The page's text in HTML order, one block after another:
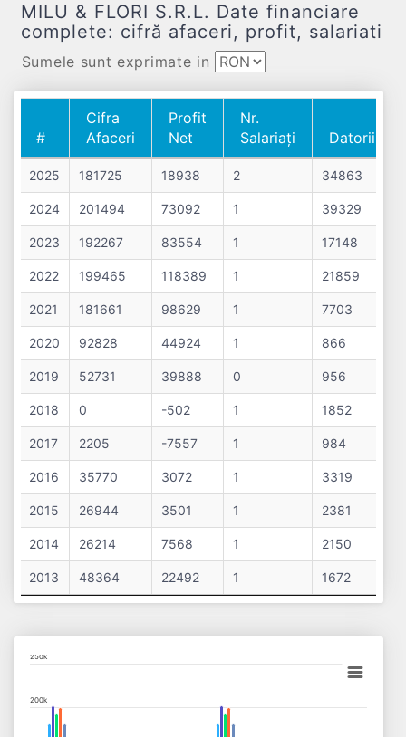
MILU & FLORI S.R.L. Date financiare
complete: cifră afaceri, profit, salariati
Sumele sunt exprimate in
#
Cifra
Afaceri
Profit
Net
Nr.
Salariați
Datorii
#
Cifra
Afaceri
Profit
Net
Salariați
Datorii
2025 181725 18938 2 34863
2024 201494 73092 1 39329
2023 192267 83554 1 17148
2022 199465 118389 1 21859
2021 181661 98629 1 7703
2020 92828 44924 1 866
2019 52731 39888 0 956
2018 0 -502 1 1852
2017 2205 -7557 1 984
2016 35770 3072 1 3319
2015 26944 3501 1 2381
2014 26214 7568 1 2150
2013 48364 22492 1 1672
Chart
View as data table, Chart
200k
250k